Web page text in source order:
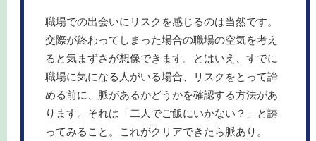
職場での出会いにリスクを感じるのは当然です。
交際が終わってしまった場合の職場の空気を考え
ると気まずさが想像できます。とはいえ、すでに
職場に気になる人がいる場合、リスクをとって諦
める前に、脈があるかどうかを確認する方法があ
ります。それは「二人でご飯にいかない？」と誘
ってみること。これがクリアできたら脈あり。